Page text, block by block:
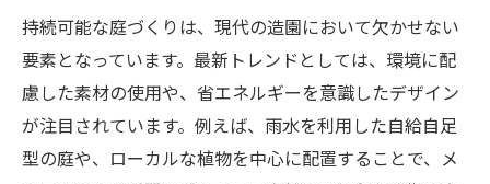
持続可能な庭づくりは、現代の造園において欠かせない
要素となっています。最新トレンドとしては、環境に配
慮した素材の使用や、省エネルギーを意識したデザイン
が注目されています。例えば、雨水を利用した自給自足
型の庭や、ローカルな植物を中心に配置することで、メ